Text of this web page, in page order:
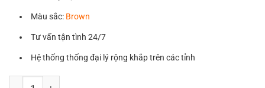
Màu sắc: Brown
Tư vấn tận tình 24/7
Hệ thống thống đại lý rộng khắp trên các tỉnh